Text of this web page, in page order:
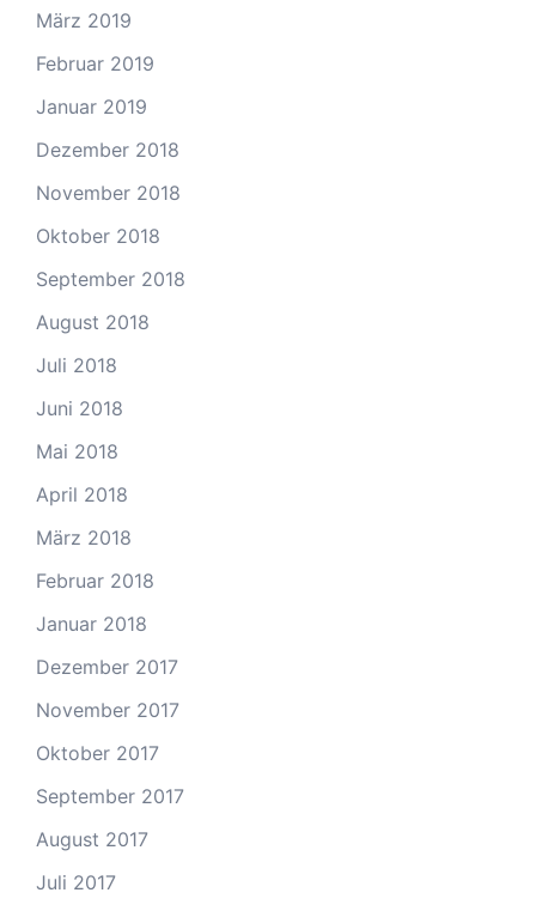
März 2019
Februar 2019
Januar 2019
Dezember 2018
November 2018
Oktober 2018
September 2018
August 2018
Juli 2018
Juni 2018
Mai 2018
April 2018
März 2018
Februar 2018
Januar 2018
Dezember 2017
November 2017
Oktober 2017
September 2017
August 2017
Juli 2017